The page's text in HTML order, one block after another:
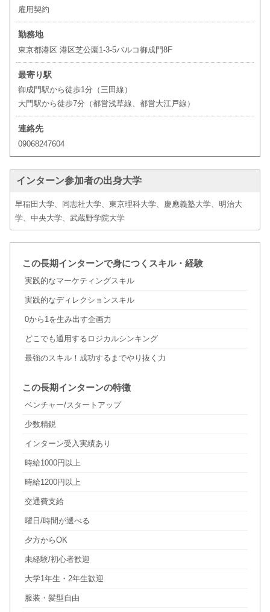
雇用契約
勤務地
東京都港区 港区芝公園1-3-5バルコ御成門8F
最寄り駅
御成門駅から徒歩1分（三田線）
大門駅から徒歩7分（都営浅草線、都営大江戸線）
連絡先
09068247604
インターン参加者の出身大学
早稲田大学、同志社大学、東京理科大学、慶應義塾大学、明治大
学、中央大学、武蔵野学院大学
この長期インターンで身につくスキル・経験
実践的なマーケティングスキル
実践的なディレクションスキル
0から1を生み出す企画力
どこでも通用するロジカルシンキング
最強のスキル！成功するまでやり抜く力
この長期インターンの特徴
ベンチャー/スタートアップ
少数精鋭
インターン受入実績あり
時給1000円以上
時給1200円以上
交通費支給
曜日/時間が選べる
夕方からOK
未経験/初心者歓迎
大学1年生・2年生歓迎
服装・髪型自由